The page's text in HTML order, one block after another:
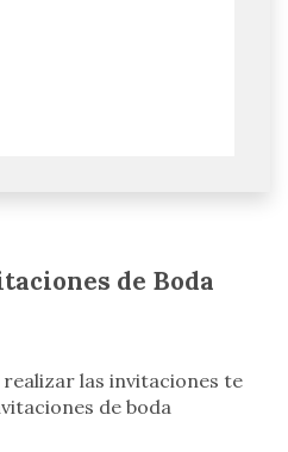
de Boda
realizar las invitaciones te
de boda